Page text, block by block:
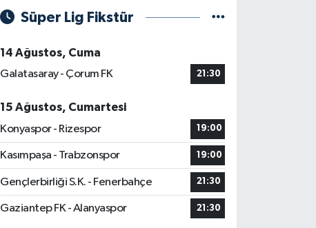
Süper Lig Fikstür
14 Ağustos, Cuma
Galatasaray - Çorum FK
21:30
15 Ağustos, Cumartesi
Konyaspor - Rizespor
19:00
Kasımpaşa - Trabzonspor 19:00
Gençlerbirliği S.K. - Fenerbahçe 21:30
Gaziantep FK - Alanyaspor 21:30